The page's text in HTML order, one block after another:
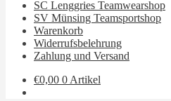
SC Lenggries Teamwearshop
SV Münsing Teamsportshop
Warenkorb
Widerrufsbelehrung
Zahlung und Versand
€0,00 0 Artikel